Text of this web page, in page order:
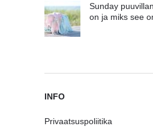
Sunday
on ja miks see
INFO
Privaatsuspoliitika